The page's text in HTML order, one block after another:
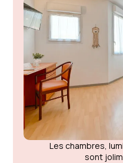
Les chambres,
sont